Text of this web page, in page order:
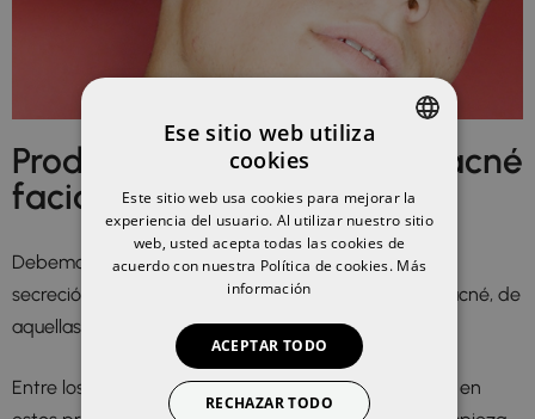
Productos eficaces para el acné
facial
Debemos buscar productos que ayuden a regular la
secreción de grasa, eliminar impurezas y mejorar el acné, de
aquellas pieles con tendencia acneica.
Entre los ingredientes clave que debemos encontrar en
ENGLISH
Ese sitio web utiliza
cookies
Este sitio web usa cookies para mejorar la
experiencia del usuario. Al utilizar nuestro sitio
web, usted acepta todas las cookies de
acuerdo con nuestra Política de cookies. Más
información
ACEPTAR TODO
RECHAZAR TODO